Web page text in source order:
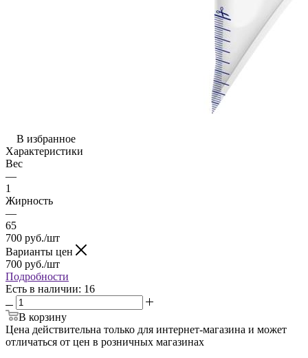
В избранное
Характеристики
Вес
—
1
Жирность
—
65
700 руб./шт
Варианты цен
700 руб./шт
Подробности
Есть в наличии: 16
В корзину
Цена действительна только для интернет-магазина и может
отличаться от цен в розничных магазинах